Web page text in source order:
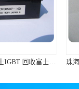
潍坊专业回收富士IGBT 回收富士模块 免费上门回收